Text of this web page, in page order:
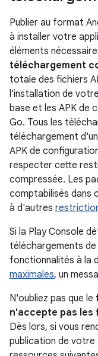
Publier au format
à installer votre
éléments
téléchargement
totale des fichiers
l'installation de
base et les APK de
Go. Tous les
téléchargement
APK de
respecter cette
compressée. Les
comptabilisés dans
à d'autres
Si la Play Console
téléchargements
fonctionnalités à la
maximales, un
N'oubliez pas que le
n'accepte pas les
Dès lors, si vous
publication de votre